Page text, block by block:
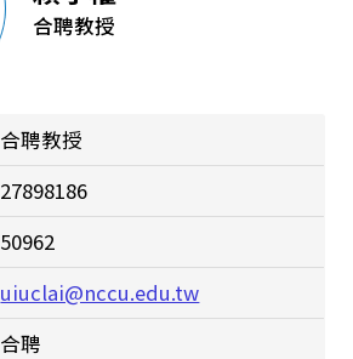
合聘教授
合聘教授
27898186
50962
uiuclai@nccu.edu.tw
合聘